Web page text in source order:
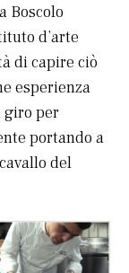
Boscolo
d’arte
di capire ciò
esperienza
giro per
portando a
del